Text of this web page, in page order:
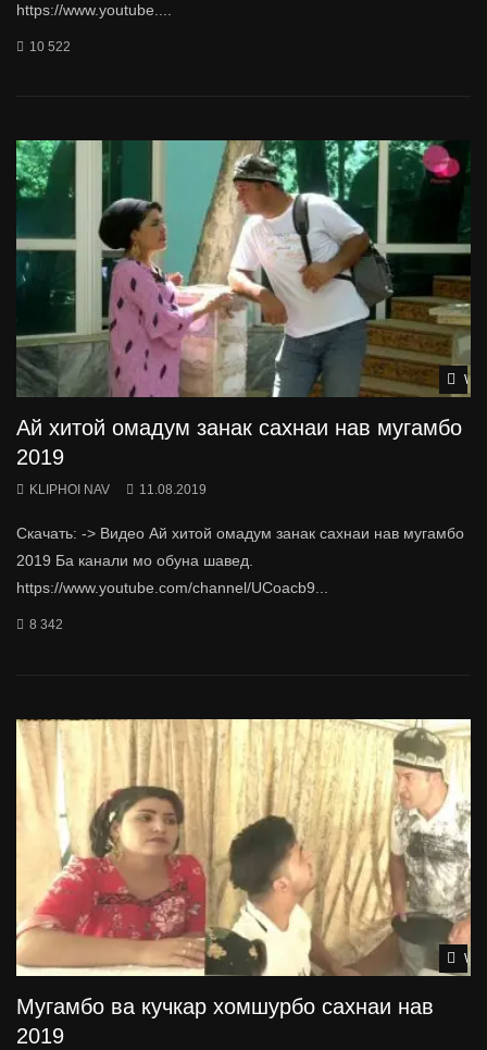
https://www.youtube....
10 522
Ай хитой омадум занак сахнаи нав мугамбо
2019
KLIPHOI NAV 11.08.2019
Скачать: -> Видео Ай хитой омадум занак сахнаи нав мугамбо
2019 Ба канали мо обуна шавед.
https://www.youtube.com/channel/UCoacb9...
8 342
Мугамбо ва кучкар хомшурбо сахнаи нав
2019